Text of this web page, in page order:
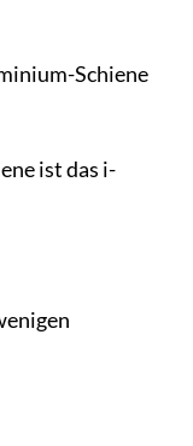
Schiene
ist das i-